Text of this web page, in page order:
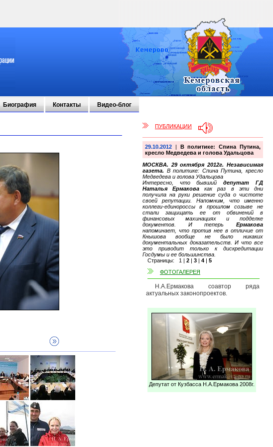
Биография Контакты Видео-блог
ПУБЛИКАЦИИ
29.10.2012 | В политике: Спина Путина,
кресло Медведева и голова Удальцова
МОСКВА. 29 октября 2012г. Независимая
газета. В политике: Спина Путина, кресло
Медведева и голова Удальцова
Интересно, что бывшийдепутат ГД
Наталья Ермакова как раз в эти дни
получила на руки решение суда о чистоте
своей репутации. Напомним, что именно
коллеги-единороссы в прошлом созыве не
стали защищать ее от обвинений в
финансовых махинациях и подделке
документов. И теперь Ермакова
напоминает, что против нее в отличие от
Кнышова вообще не было никаких
документальных доказательств. И что все
это приводит только к дискредитации
Госдумы и ее большинства.
Страницы: 1 | 2 | 3 | 4 | 5
ФОТОГАЛЕРЕЯ
Н.А.Ермакова соавтор ряда
актуальных законопроектов.
Депутат от Кузбасса Н.А.Ермакова 2008г.